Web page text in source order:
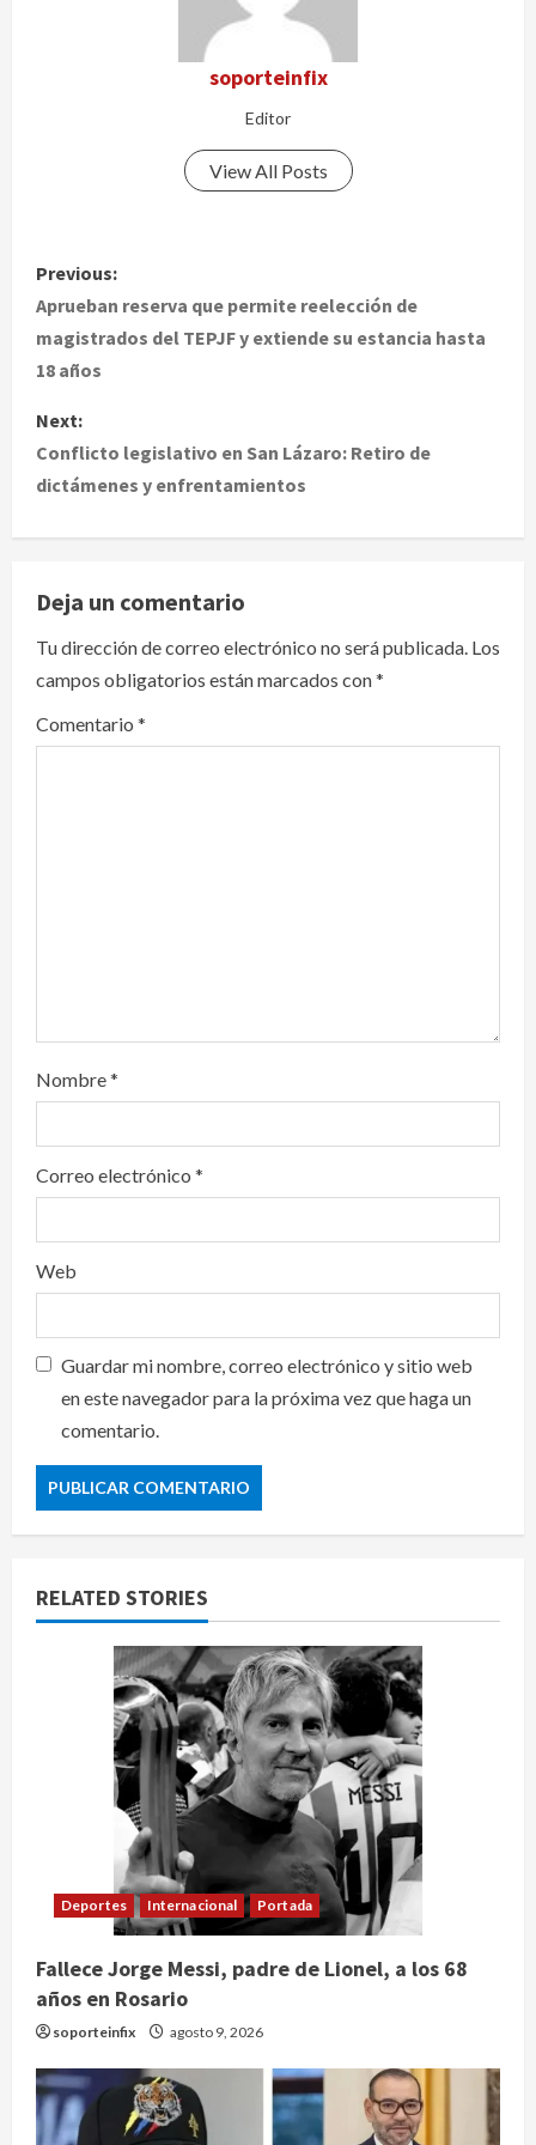
soporteinfix
Editor
View All Posts
P
o
s
t
n
i
g
a
Previous:
Aprueban reserva que permite reelección de
magistrados del TEPJF y extiende su estancia hasta
18 años
Next:
Conflicto legislativo en San Lázaro: Retiro de
dictámenes y enfrentamientos
Deja un comentario
Tu dirección de correo electrónico no será publicada. Los
campos obligatorios están marcados con*
Comentario *
Nombre*
Correo electrónico *
Web
Guardar mi nombre, correo electrónico y sitio web
en este navegador para la próxima vez que haga un
comentario.
RELATED STORIES
Deportes Internacional Portada
Fallece Jorge Messi, padre de Lionel, a los 68
años en Rosario
soporteinfix agosto 9, 2026